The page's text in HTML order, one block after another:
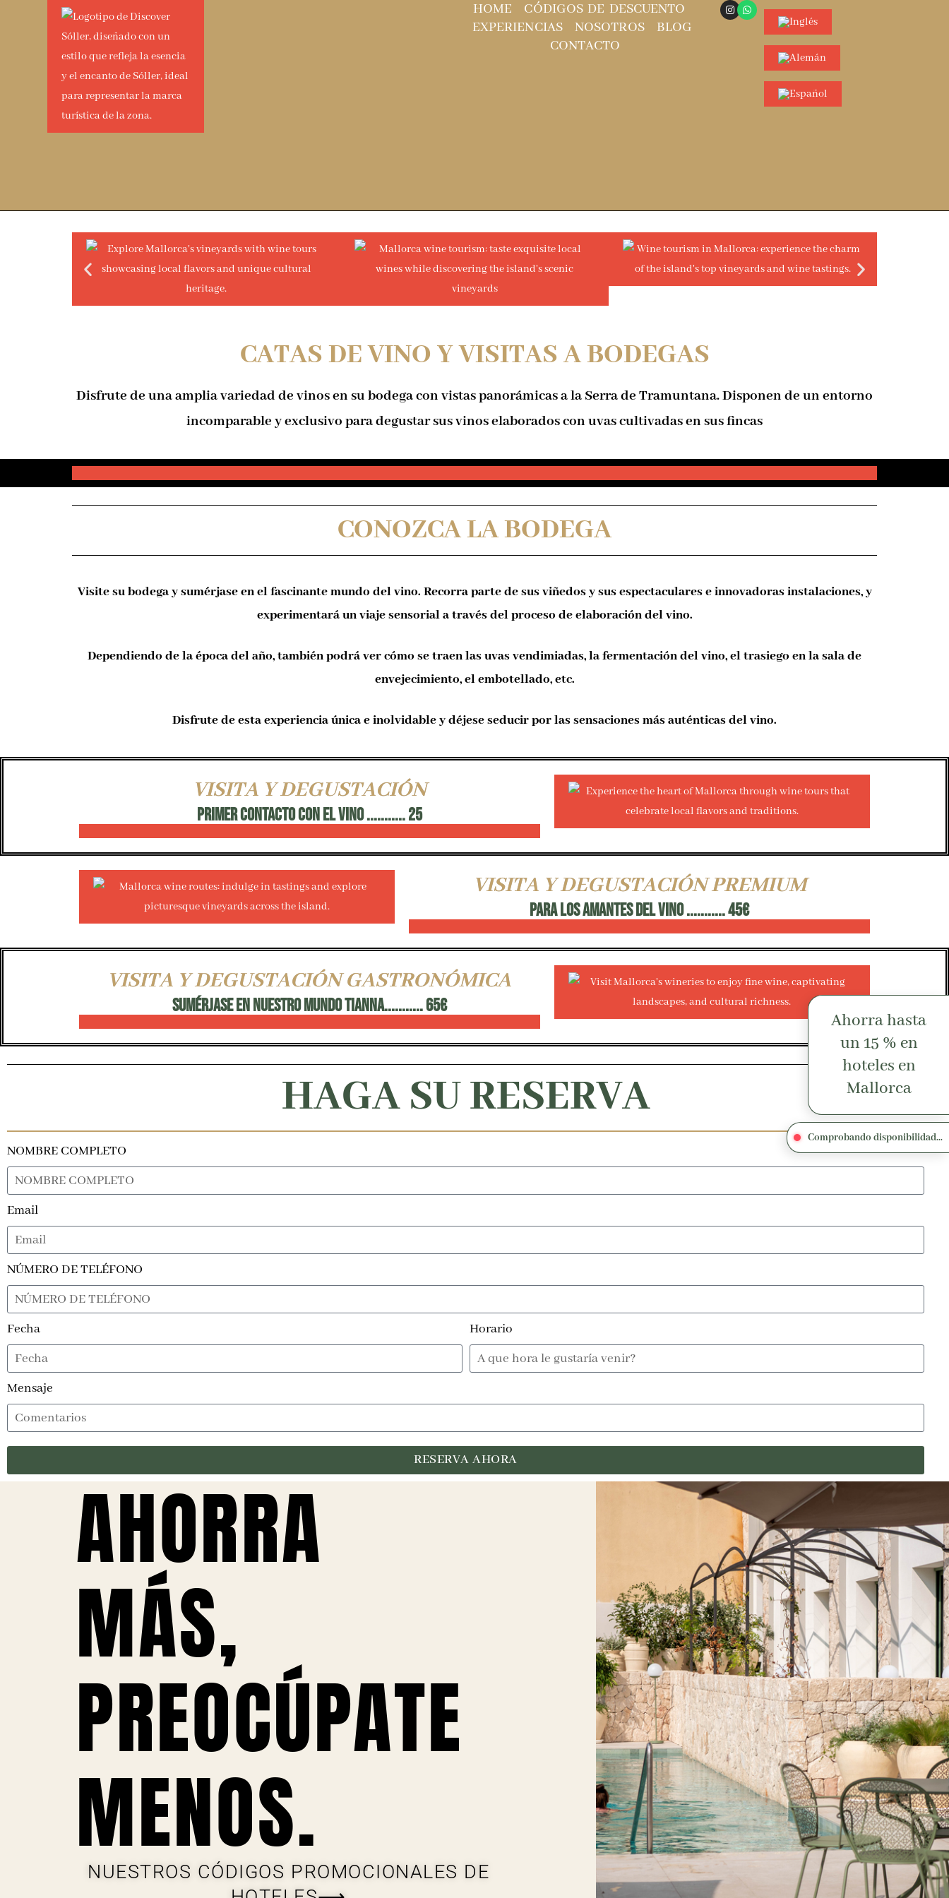
HOME
CÓDIGOS DE DESCUENTO
EXPERIENCIAS
NOSOTROS
BLOG
CONTACTO
Ahorra hasta
un 15 % en
hoteles en
Mallorca
Comprobando disponibilidad...
CATAS DE VINO Y VISITAS A BODEGAS
Disfrute de una amplia variedad de vinos en su bodega con vistas panorámicas a la Serra de Tramuntana. Disponen de un entorno
incomparable y exclusivo para degustar sus vinos elaborados con uvas cultivadas en sus fincas
CONOZCA LA BODEGA
Visite su bodega y sumérjase en el fascinante mundo del vino. Recorra parte de sus viñedos y sus espectaculares e innovadoras instalaciones, y
experimentará un viaje sensorial a través del proceso de elaboración del vino.
Dependiendo de la época del año, también podrá ver cómo se traen las uvas vendimiadas, la fermentación del vino, el trasiego en la sala de
envejecimiento, el embotellado, etc.
Disfrute de esta experiencia única e inolvidable y déjese seducir por las sensaciones más auténticas del vino.
VISITA Y DEGUSTACIÓN
PRIMER CONTACTO CON EL VINO ........... 25
VISITA Y DEGUSTACIÓN PREMIUM
PARA LOS AMANTES DEL VINO ........... 45€
VISITA Y DEGUSTACIÓN GASTRONÓMICA
SUMÉRJASE EN NUESTRO MUNDO TIANNA........... 65€
HAGA SU RESERVA
NOMBRE COMPLETO
Email
NÚMERO DE TELÉFONO
Fecha Horario
Mensaje
RESERVA AHORA
AHORRA
MÁS,
PREOCÚPATE
MENOS.
NUESTROS CÓDIGOS PROMOCIONALES DE